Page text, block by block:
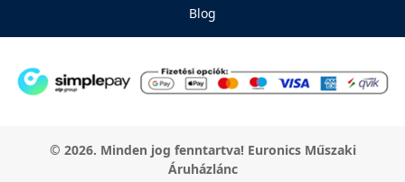
Blog
© 2026. Minden jog fenntartva! Euronics Műszaki
Áruházlánc